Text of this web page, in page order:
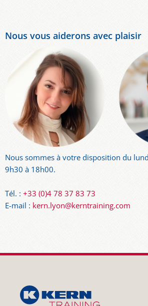
Nous vous aiderons avec plaisir
Nous sommes à votre disposition du
9h30 à 18h00.
Tél. : +33 (0)4 78 37 83 73
E-mail : kern.lyon@kerntraining.com